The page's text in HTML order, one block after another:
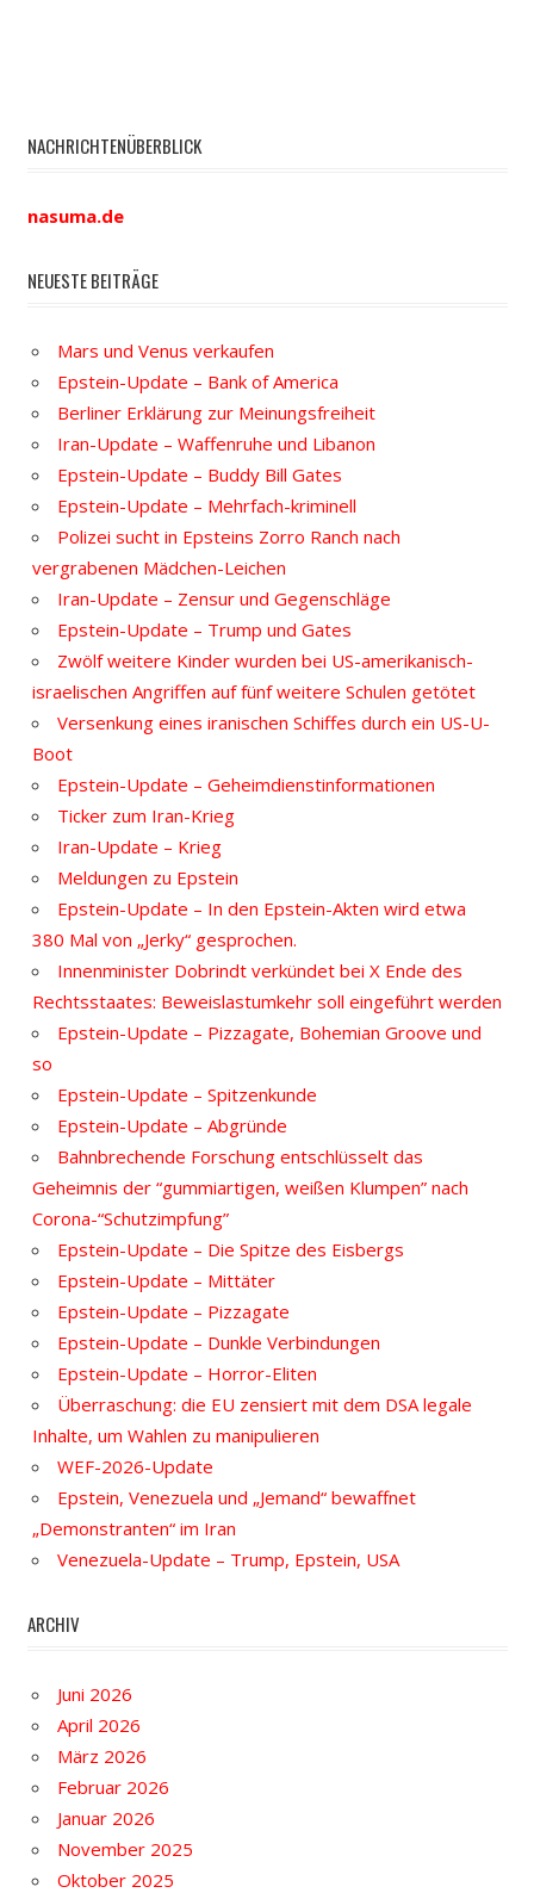
NACHRICHTENÜBERBLICK
nasuma.de
NEUESTE BEITRÄGE
Mars und Venus verkaufen
Epstein-Update – Bank of America
Berliner Erklärung zur Meinungsfreiheit
Iran-Update – Waffenruhe und Libanon
Epstein-Update – Buddy Bill Gates
Epstein-Update – Mehrfach-kriminell
Polizei sucht in Epsteins Zorro Ranch nach
vergrabenen Mädchen-Leichen
Iran-Update – Zensur und Gegenschläge
Epstein-Update – Trump und Gates
Zwölf weitere Kinder wurden bei US-amerikanisch-
israelischen Angriffen auf fünf weitere Schulen getötet
Versenkung eines iranischen Schiffes durch ein US-U-
Boot
Epstein-Update – Geheimdienstinformationen
Ticker zum Iran-Krieg
Iran-Update – Krieg
Meldungen zu Epstein
Epstein-Update – In den Epstein-Akten wird etwa
380 Mal von „Jerky“ gesprochen.
Innenminister Dobrindt verkündet bei X Ende des
Rechtsstaates: Beweislastumkehr soll eingeführt werden
Epstein-Update – Pizzagate, Bohemian Groove und
so
Epstein-Update – Spitzenkunde
Epstein-Update – Abgründe
Bahnbrechende Forschung entschlüsselt das
Geheimnis der “gummiartigen, weißen Klumpen” nach
Corona-“Schutzimpfung”
Epstein-Update – Die Spitze des Eisbergs
Epstein-Update – Mittäter
Epstein-Update – Pizzagate
Epstein-Update – Dunkle Verbindungen
Epstein-Update – Horror-Eliten
Überraschung: die EU zensiert mit dem DSA legale
Inhalte, um Wahlen zu manipulieren
WEF-2026-Update
Epstein, Venezuela und „Jemand“ bewaffnet
„Demonstranten“ im Iran
Venezuela-Update – Trump, Epstein, USA
ARCHIV
Juni 2026
April 2026
März 2026
Februar 2026
Januar 2026
November 2025
Oktober 2025